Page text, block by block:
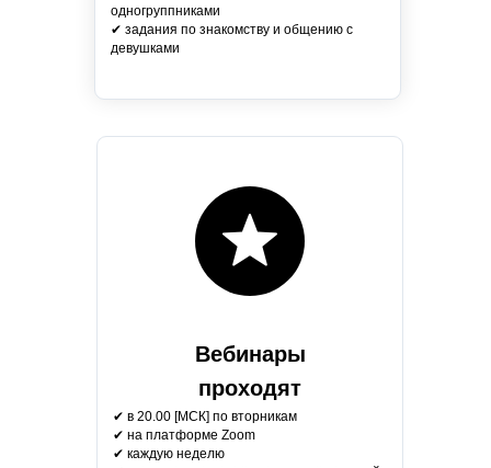
одногруппниками
✔ задания по знакомству и общению с
девушками
Вебинары
проходят
✔ в 20.00 [МСК] по вторникам
✔ на платформе Zoom
✔ каждую неделю